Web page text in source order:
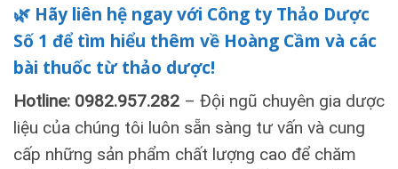
🌿 Hãy liên hệ ngay với Công ty Thảo Dược
Số 1 để tìm hiểu thêm về Hoàng Cầm và các
bài thuốc từ thảo dược!
Hotline: 0982.957.282 – Đội ngũ chuyên gia dược
liệu của chúng tôi luôn sẵn sàng tư vấn và cung
cấp những sản phẩm chất lượng cao để chăm